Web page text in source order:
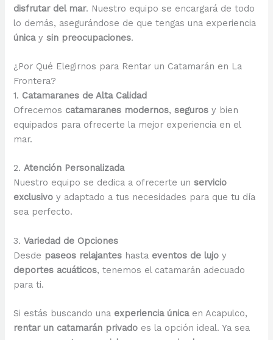
disfrutar del mar. Nuestro equipo se encargará de todo
lo demás, asegurándose de que tengas una experiencia
únicaysin preocupaciones.
¿Por Qué Elegirnos para Rentar un Catamarán en La
Frontera?
1. Catamaranes de Alta Calidad
Ofrecemos catamaranes modernos,seguros y bien
equipados para ofrecerte la mejor experiencia en el
mar.
2.Atención Personalizada
Nuestro equipo se dedica a ofrecerte unservicio
exclusivo y adaptado a tus necesidades para que tu día
sea perfecto.
3.Variedad de Opciones
Desde paseos relajantes hasta eventos de lujo y
deportes acuáticos, tenemos el catamarán adecuado
para ti.
Si estás buscando una experiencia únicaen Acapulco,
rentar un catamarán privado es la opción ideal. Ya sea